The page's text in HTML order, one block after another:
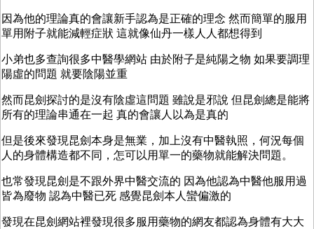
因為他的理論真的會讓新手認為是正確的理念 然而簡單的服用
單用附子就能減輕症狀 這就像仙丹一樣人人都想得到
小弟也多查詢很多中醫學網站 由於附子是純陽之物 如果要調理
陽虛的問題 就要陰陽並重
然而昆劍探討的是沒有陰虛這問題 雖說是邪說 但昆劍總是能將
所有的理論串通在一起 真的會讓人以為是真的
但是後來發現昆劍本身是無業，加上沒有中醫執照，何況每個
人的身體構造都不同，怎可以用單一的藥物就能解決問題。
也常發現昆劍是不跟外界中醫交流的 因為他認為中醫他服用過
皆為廢物 認為中醫已死 感覺昆劍本人蠻偏激的
發現在昆劍網站裡發現很多服用藥物的網友都認為身體有大大